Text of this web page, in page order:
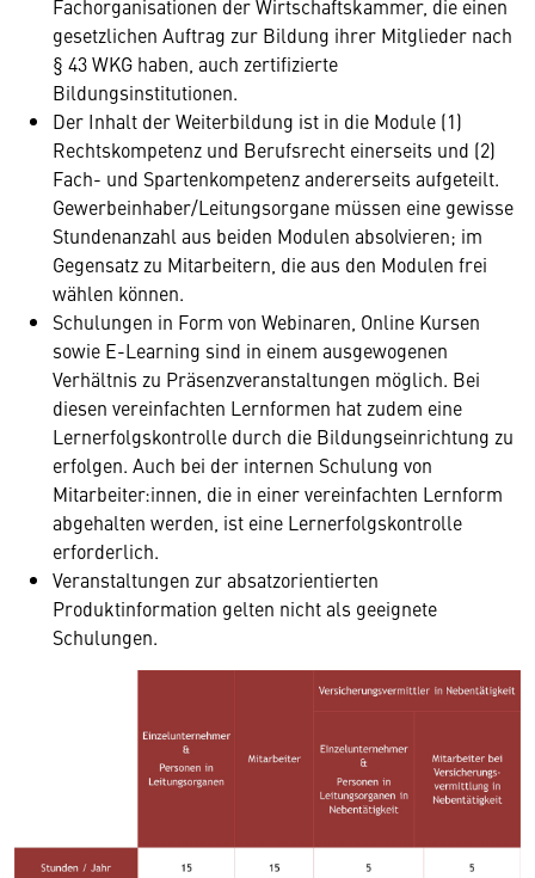
Fachorganisationen der Wirtschaftskammer, die einen
gesetzlichen Auftrag zur Bildung ihrer Mitglieder nach
§ 43 WKG haben, auch zertifizierte
Bildungsinstitutionen.
Der Inhalt der Weiterbildung ist in die Module (1)
Rechtskompetenz und Berufsrecht einerseits und (2)
Fach- und Spartenkompetenz andererseits aufgeteilt.
Gewerbeinhaber/Leitungsorgane müssen eine gewisse
Stundenanzahl aus beiden Modulen absolvieren; im
Gegensatz zu Mitarbeitern, die aus den Modulen frei
wählen können.
Schulungen in Form von Webinaren, Online Kursen
sowie E-Learning sind in einem ausgewogenen
Verhältnis zu Präsenzveranstaltungen möglich. Bei
diesen vereinfachten Lernformen hat zudem eine
Lernerfolgskontrolle durch die Bildungseinrichtung zu
erfolgen. Auch bei der internen Schulung von
Mitarbeiter:innen, die in einer vereinfachten Lernform
abgehalten werden, ist eine Lernerfolgskontrolle
erforderlich.
Veranstaltungen zur absatzorientierten
Produktinformation gelten nicht als geeignete
Schulungen.